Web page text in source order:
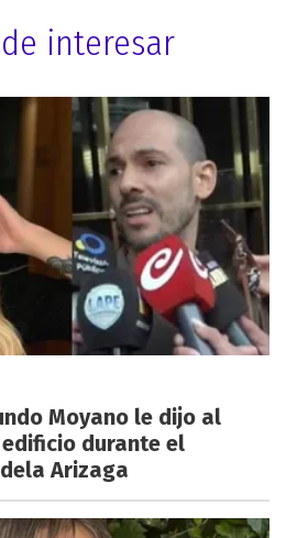
interesar
Moyano le dijo al
durante el
Arizaga